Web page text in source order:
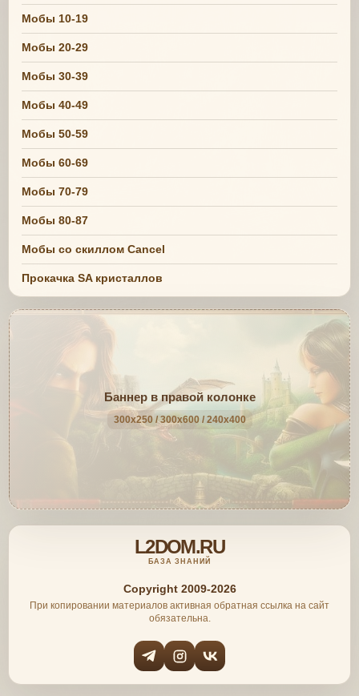
Мобы 10-19
Мобы 20-29
Мобы 30-39
Мобы 40-49
Мобы 50-59
Мобы 60-69
Мобы 70-79
Мобы 80-87
Мобы со скиллом Cancel
Прокачка SA кристаллов
Баннер в правой колонке
300x250 / 300x600 / 240x400
L2DOM.RU
БАЗА ЗНАНИЙ
Copyright 2009-2026
При копировании материалов активная обратная ссылка на сайт
обязательна.